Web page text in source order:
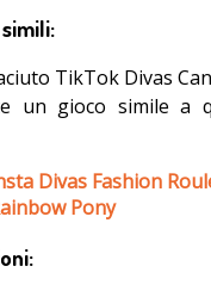
TikTok Divas
un gioco simile a
Divas Fashion
Pony